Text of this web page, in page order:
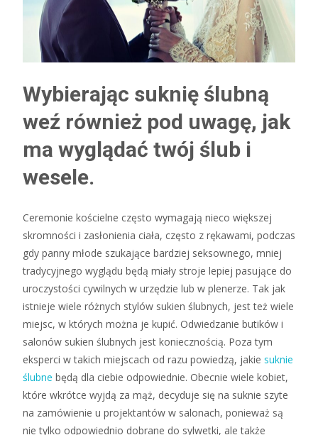
Wybierając suknię ślubną
weź również pod uwagę, jak
ma wyglądać twój ślub i
wesele.
Ceremonie kościelne często wymagają nieco większej
skromności i zasłonienia ciała, często z rękawami, podczas
gdy panny młode szukające bardziej seksownego, mniej
tradycyjnego wyglądu będą miały stroje lepiej pasujące do
uroczystości cywilnych w urzędzie lub w plenerze. Tak jak
istnieje wiele różnych stylów sukien ślubnych, jest też wiele
miejsc, w których można je kupić. Odwiedzanie butików i
salonów sukien ślubnych jest koniecznością. Poza tym
eksperci w takich miejscach od razu powiedzą, jakie suknie
ślubne będą dla ciebie odpowiednie. Obecnie wiele kobiet,
które wkrótce wyjdą za mąż, decyduje się na suknie szyte
na zamówienie u projektantów w salonach, ponieważ są
nie tylko odpowiednio dobrane do sylwetki, ale także